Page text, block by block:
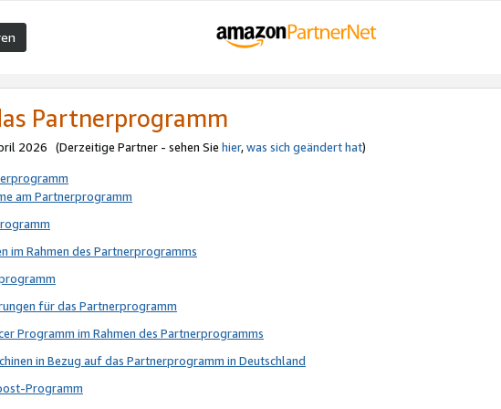
Partnerprogramm
2026 (Derzeitige Partner - sehen Sie hier,was sich geändert hat)
am Partnerprogramm
im Rahmen des Partnerprogramms
für das Partnerprogramm
Programm im Rahmen des Partnerprogramms
in Bezug auf das Partnerprogramm in Deutschland
Programm